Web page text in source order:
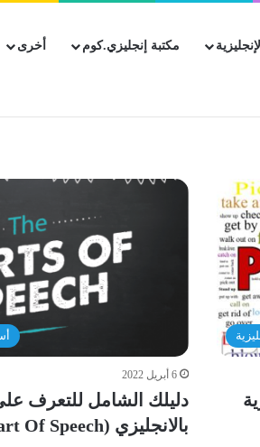
مكتبة إنجليزي.كوم أخرى
6 أبريل 2022
دليلك الشامل للتعرف
بالانجليزي (Part Of Speech)